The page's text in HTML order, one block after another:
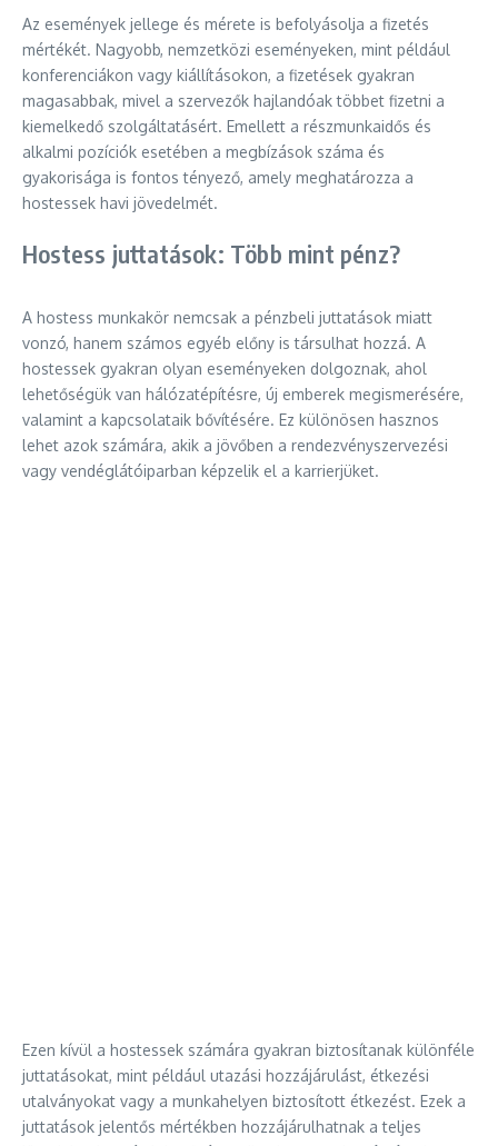
Az események jellege és mérete is befolyásolja a fizetés
mértékét. Nagyobb, nemzetközi eseményeken, mint például
konferenciákon vagy kiállításokon, a fizetések gyakran
magasabbak, mivel a szervezők hajlandóak többet fizetni a
kiemelkedő szolgáltatásért. Emellett a részmunkaidős és
alkalmi pozíciók esetében a megbízások száma és
gyakorisága is fontos tényező, amely meghatározza a
hostessek havi jövedelmét.
Hostess juttatások: Több mint pénz?
A hostess munkakör nemcsak a pénzbeli juttatások miatt
vonzó, hanem számos egyéb előny is társulhat hozzá. A
hostessek gyakran olyan eseményeken dolgoznak, ahol
lehetőségük van hálózatépítésre, új emberek megismerésére,
valamint a kapcsolataik bővítésére. Ez különösen hasznos
lehet azok számára, akik a jövőben a rendezvényszervezési
vagy vendéglátóiparban képzelik el a karrierjüket.
Ezen kívül a hostessek számára gyakran biztosítanak különféle
juttatásokat, mint például utazási hozzájárulást, étkezési
utalványokat vagy a munkahelyen biztosított étkezést. Ezek a
juttatások jelentős mértékben hozzájárulhatnak a teljes